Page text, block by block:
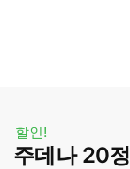
할인!
주데나 20정